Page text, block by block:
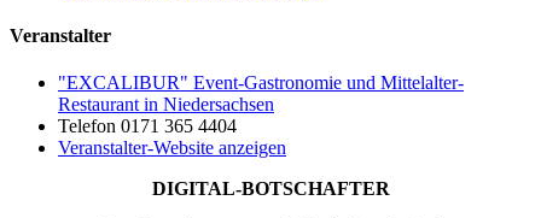
Veranstalter
"EXCALIBUR" Event-Gastronomie und Mittelalter-
Restaurant in Niedersachsen
Telefon 0171 365 4404
Veranstalter-Website anzeigen
DIGITAL-BOTSCHAFTER